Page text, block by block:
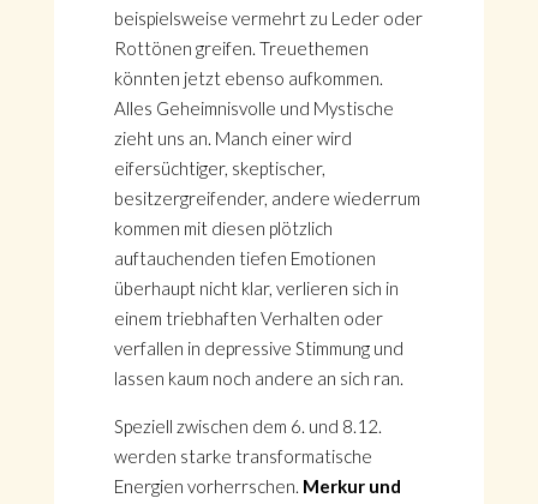
beispielsweise vermehrt zu Leder oder
Rottönen greifen. Treuethemen
könnten jetzt ebenso aufkommen.
Alles Geheimnisvolle und Mystische
zieht uns an. Manch einer wird
eifersüchtiger, skeptischer,
besitzergreifender, andere wiederrum
kommen mit diesen plötzlich
auftauchenden tiefen Emotionen
überhaupt nicht klar, verlieren sich in
einem triebhaften Verhalten oder
verfallen in depressive Stimmung und
lassen kaum noch andere an sich ran.
Speziell zwischen dem 6. und 8.12.
werden starke transformatische
Energien vorherrschen. Merkur und